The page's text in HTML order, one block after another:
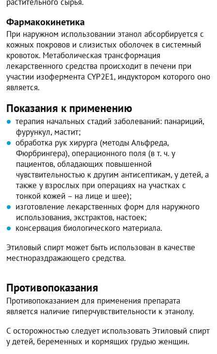
Фармакокинетика
При наружном использовании этанол абсорбируется с
кожных покровов и слизистых оболочек в системный
кровоток. Метаболическая трансформация
лекарственного средства происходит в печени при
участии изофермента CYP2E1, индуктором которого оно
является.
Показания к применению
терапия начальных стадий заболеваний: панариций,
фурункул, мастит;
обработка рук хирурга (методы Альфреда,
Фюрбрингера), операционного поля (в т. ч. у
пациентов, обладающих повышенной
чувствительностью к другим антисептикам, у детей, а
также у взрослых при операциях на участках с
тонкой кожей – на лице и шее);
изготовление лекарственных форм для наружного
использования, экстрактов, настоек;
консервация биологического материала.
Этиловый спирт может быть использован в качестве
местнораздражающего средства.
Противопоказания
Противопоказанием для применения препарата
является наличие гиперчувствительности к этанолу.
С осторожностью следует использовать Этиловый спирт
у детей, беременных и кормящих грудью женщин.